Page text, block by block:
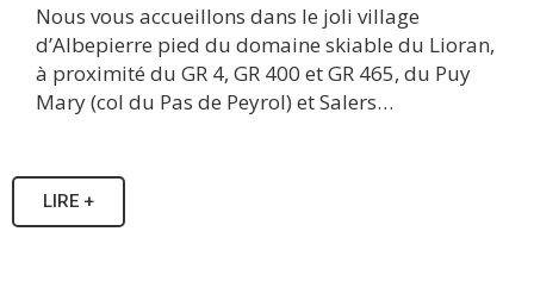
Nous vous accueillons dans le joli village
d’Albepierre pied du domaine skiable du Lioran,
à proximité du GR 4, GR 400 et GR 465, du Puy
Mary (col du Pas de Peyrol) et Salers…
LIRE +